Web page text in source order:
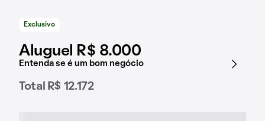
Exclusivo
Aluguel R$ 8.000
Entenda se é um bom negócio
Total R$ 12.172